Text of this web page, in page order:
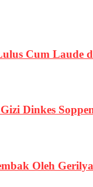
Cum Laude
Dinkes
Oleh